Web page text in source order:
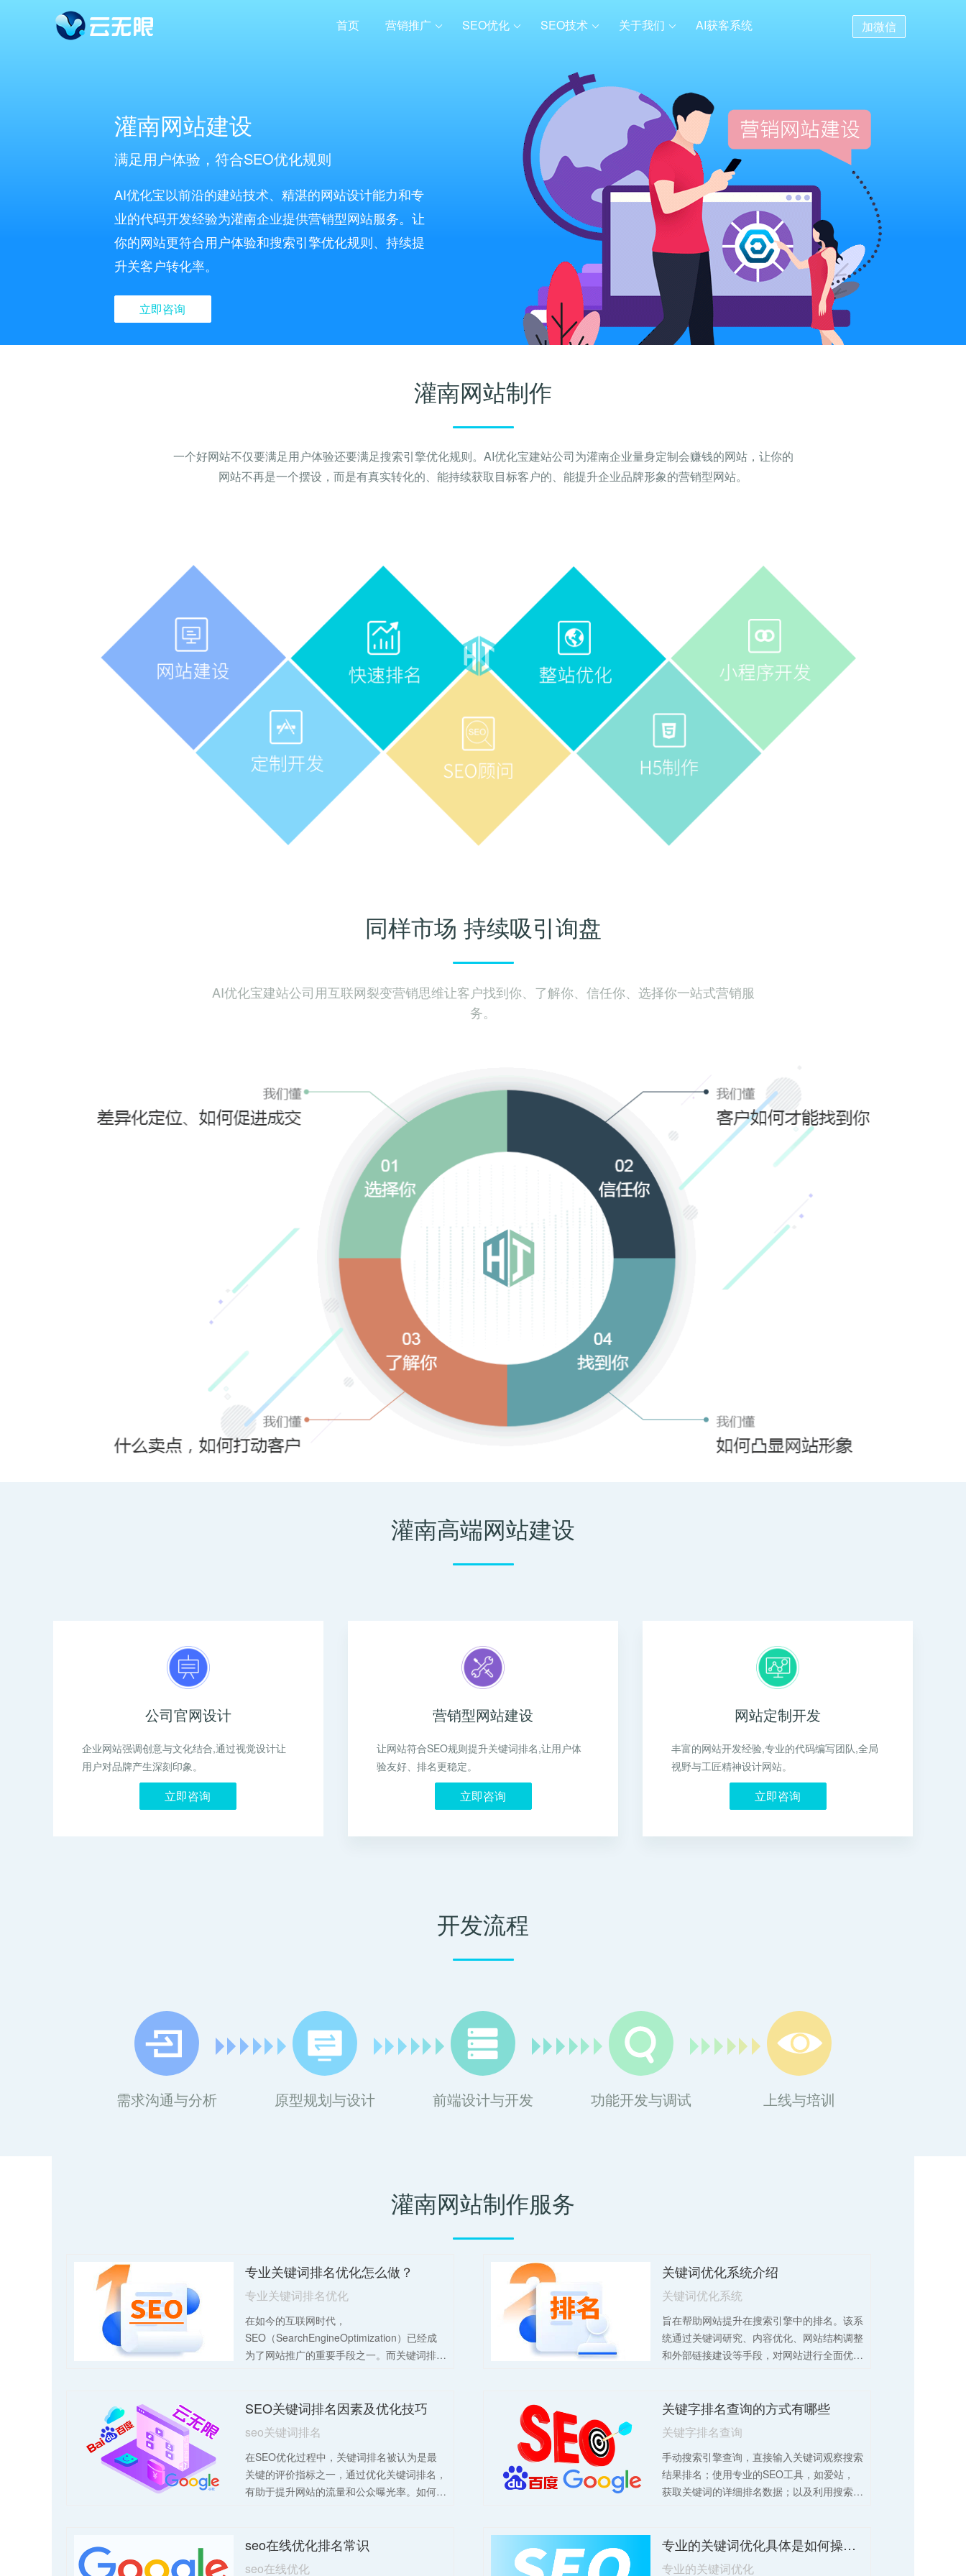
加微信
首页 营销推广 SEO优化 SEO技术 关于我们 AI获客系统
灌南网站建设
满足用户体验，符合SEO优化规则
AI优化宝以前沿的建站技术、精湛的网站设计能力和专
业的代码开发经验为灌南企业提供营销型网站服务。让
你的网站更符合用户体验和搜索引擎优化规则、持续提
升关客户转化率。
立即咨询
灌南网站制作
一个好网站不仅要满足用户体验还要满足搜索引擎优化规则。AI优化宝建站公司为灌南企业量身定制会赚钱的网站，让你的
网站不再是一个摆设，而是有真实转化的、能持续获取目标客户的、能提升企业品牌形象的营销型网站。
同样市场 持续吸引询盘
AI优化宝建站公司用互联网裂变营销思维让客户找到你、了解你、信任你、选择你一站式营销服
务。
灌南高端网站建设
公司官网设计
企业网站强调创意与文化结合,通过视觉设计让
用户对品牌产生深刻印象。
立即咨询
营销型网站建设
让网站符合SEO规则提升关键词排名,让用户体
验友好、排名更稳定。
立即咨询
网站定制开发
丰富的网站开发经验,专业的代码编写团队,全局
视野与工匠精神设计网站。
立即咨询
开发流程
需求沟通与分析 原型规划与设计 前端设计与开发 功能开发与调试 上线与培训
灌南网站制作服务
专业关键词排名优化怎么做？
专业关键词排名优化
在如今的互联网时代，
SEO（SearchEngineOptimization）已经成
为了网站推广的重要手段之一。而关键词排名
易被用户找到。专业关键词排名优化需要从多
解用户搜索意图和竞争态势。其次，优化网站
内容，确保内容与关键词高度相关，同时提供
高质量、有价值的信息。此外，建立合理的内
部链接结构，提高页面权重。同时，积极寻求
和移动友好性，以提供良好的用户体验。最
后，定期监测和分析关键词排名变化，及时调
关键词优化系统介绍
关键词优化系统
旨在帮助网站提升在搜索引擎中的排名。该系
统通过关键词研究、内容优化、网站结构调整
和外部链接建设等手段，对网站进行全面优
网站提供全面的优化建议。
SEO关键词排名因素及优化技巧
seo关键词排名
在SEO优化过程中，关键词排名被认为是最
关键的评价指标之一，通过优化关键词排名，
有助于提升网站的流量和公众曝光率。如何在
法，内容覆盖了关键词的研究、优化策略以及
关键字排名查询的方式有哪些
关键字排名查询
手动搜索引擎查询，直接输入关键词观察搜索
结果排名；使用专业的SEO工具，如爱站，
获取关键词的详细排名数据；以及利用搜索引
seo在线优化排名常识
seo在线优化
专业的关键词优化具体是如何操作的？
专业的关键词优化